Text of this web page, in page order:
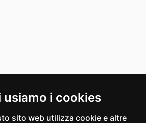
usiamo i cookies
sito web utilizza cookie e altre